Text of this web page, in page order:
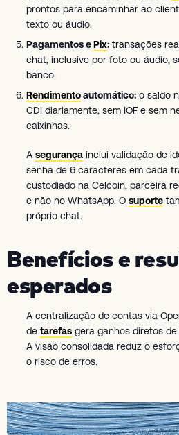
prontos para encaminhar ao
texto ou áudio.
Pagamentos ePix: transações
chat, inclusive por foto ou áudio,
banco.
Rendimentoautomático: o saldo
CDI diariamente, sem IOF e sem
caixinhas.
A segurança inclui validação de
senha de 6 caracteres em cada
custodiado na Celcoin, parceira
e não no WhatsApp. O suporte
próprio chat.
Benefícios e
esperados
A centralização de contas via
de tarefas gera ganhos diretos
A visão consolidada reduz o
o risco de erros.